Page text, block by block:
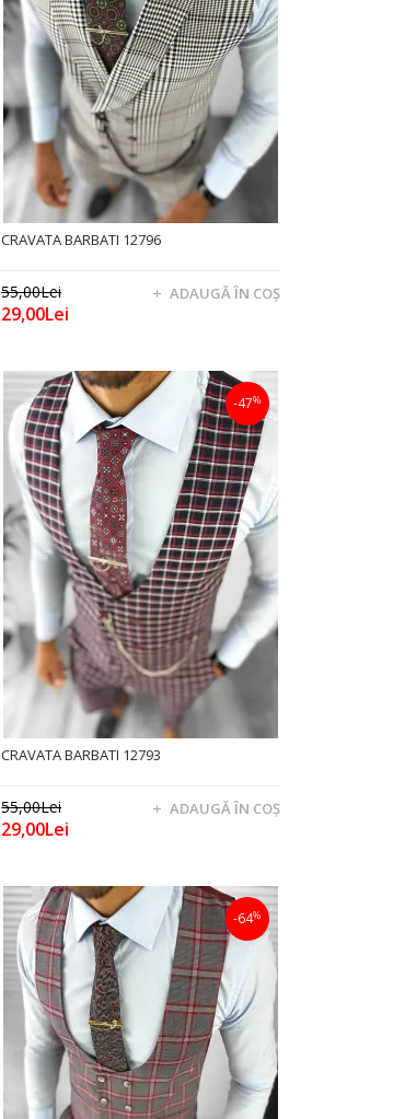
CRAVATA BARBATI 12796
55,00Lei
29,00Lei
ADAUGĂ ÎN COŞ
-47%
CRAVATA BARBATI 12793
55,00Lei
29,00Lei
ADAUGĂ ÎN COŞ
-64%